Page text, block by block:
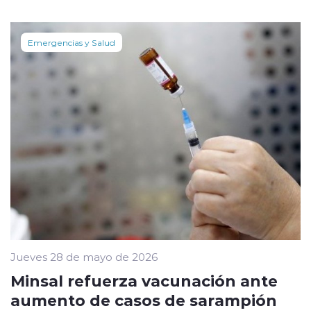
Emergencias y Salud
Jueves 28 de mayo de 2026
Minsal refuerza vacunación ante
aumento de casos de sarampión